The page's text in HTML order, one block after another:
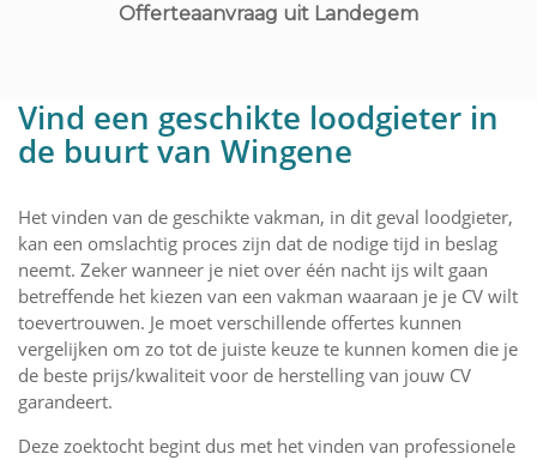
Offerteaanvraag uit Landegem
Vind een geschikte loodgieter in
de buurt van Wingene
Het vinden van de geschikte vakman, in dit geval loodgieter,
kan een omslachtig proces zijn dat de nodige tijd in beslag
neemt. Zeker wanneer je niet over één nacht ijs wilt gaan
betreffende het kiezen van een vakman waaraan je je CV wilt
toevertrouwen. Je moet verschillende offertes kunnen
vergelijken om zo tot de juiste keuze te kunnen komen die je
de beste prijs/kwaliteit voor de herstelling van jouw CV
garandeert.
Deze zoektocht begint dus met het vinden van professionele